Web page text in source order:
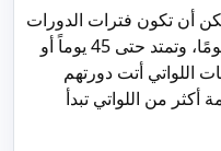
أن تكون فترات الدورات
غير المنتظمة مثلاً قصيرة حتى 21 يومًا، وتمتد حتى 45 يوماً أو
اللواتي أتت دورتهم
من اللواتي تبدأ